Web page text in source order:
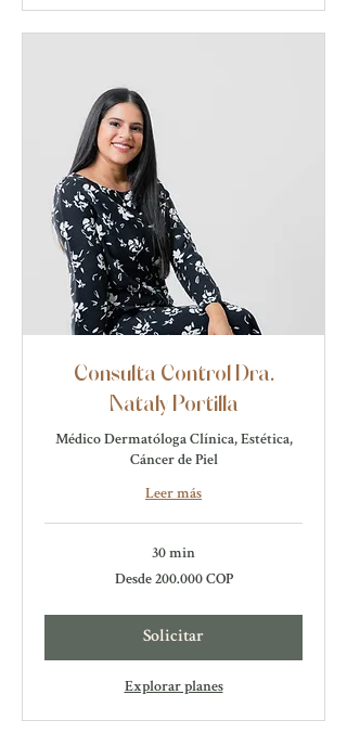
Consulta Control Dra.
Nataly Portilla
Médico Dermatóloga Clínica, Estética,
Cáncer de Piel
Leer más
30 min
Desde 200.000 COP
Solicitar
Explorar planes